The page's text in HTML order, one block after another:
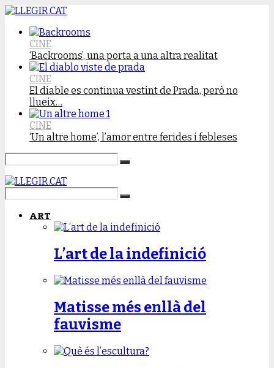
CINE
‘Backrooms’, una porta a una altra realitat
CINE
El diable es continua vestint de Prada, però no
llueix…
CINE
‘Un altre home’, l’amor entre ferides i febleses
ART
L’art de la indefinició
Matisse més enllà del
fauvisme